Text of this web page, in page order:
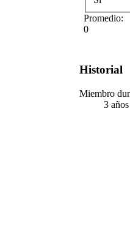
Promedio:
0
Historial
Miembro
3